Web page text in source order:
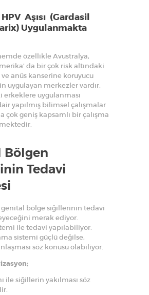
Aşısı (Gardasil
Uygulanmakta
özellikle Avustralya,
da bir çok risk altındaki
anüs kanserine koruyucu
uygulayan merkezler vardır.
erkeklere uygulanması
yapılmış bilimsel çalışmalar
çok geniş kapsamlı bir çalışma
Bölgen
Tedavi
genital bölge siğillerinin tedavi
merak ediyor.
ile tedavi yapılabiliyor.
sistemi güçlü değilse,
söz konusu olabiliyor.
ile siğillerin yakılması söz